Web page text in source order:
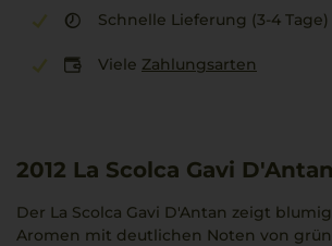
Schnelle Lieferung (3-4 Tage)
Viele Zahlungsarten
2012 La Scolca Gavi D'Antan
Der La Scolca Gavi D'Antan zeigt
Aromen mit deutlichen Noten von